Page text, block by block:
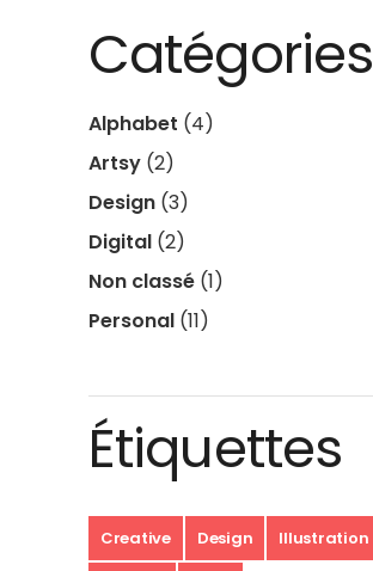
Catégories
Alphabet (4)
Artsy (2)
Design (3)
Digital (2)
Non classé (1)
Personal (11)
Étiquettes
Creative Design Illustration